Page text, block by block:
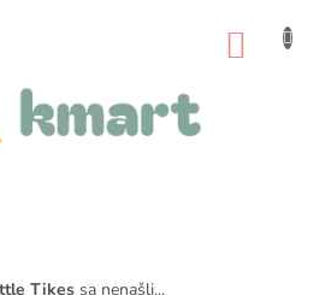
Tikes sa nenašli...